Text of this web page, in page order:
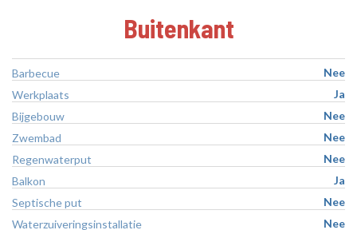
Buitenkant
Barbecue
Nee
Werkplaats
Ja
Bijgebouw
Nee
Zwembad
Nee
Regenwaterput
Nee
Balkon
Ja
Septische put
Nee
Waterzuiveringsinstallatie
Nee